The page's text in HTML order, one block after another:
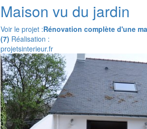
Maison vu du jardin
Voir le projet :Rénovation complète d'une
(7) Réalisation :
projetsinterieur.fr